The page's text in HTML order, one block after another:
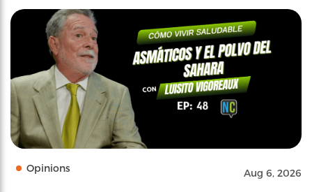
Opinions Aug 6, 2026